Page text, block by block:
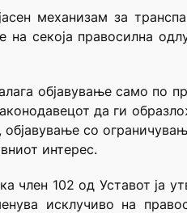
механизам за
на секоја правосилна
објавување само по
да ги
со
интерес.
102 од Уставот ја
исклучиво на